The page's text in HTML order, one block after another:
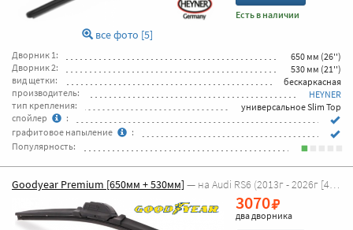
все фото [5]
Есть в наличии
Дворник 1:
650 мм (26'')
Дворник 2:
530 мм (21'')
вид щетки:
бескаркасная
производитель:
HEYNER
тип крепления:
универсальное Slim Top
спойлер
:
графитовое напыление
:
Популярность:
Goodyear Premium [650мм + 530мм] — на Audi RS6 (2013г - 2026г [4G5, C7 универсал] )
3070
два дворника